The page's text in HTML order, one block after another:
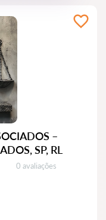
–
SP, RL
Avaliações:
0 avaliações